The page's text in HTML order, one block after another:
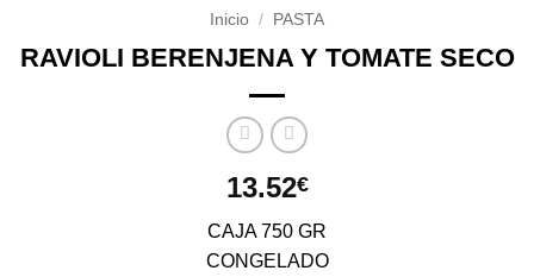
Inicio / PASTA
RAVIOLI BERENJENA Y TOMATE SECO
13.52€
CAJA 750 GR
CONGELADO